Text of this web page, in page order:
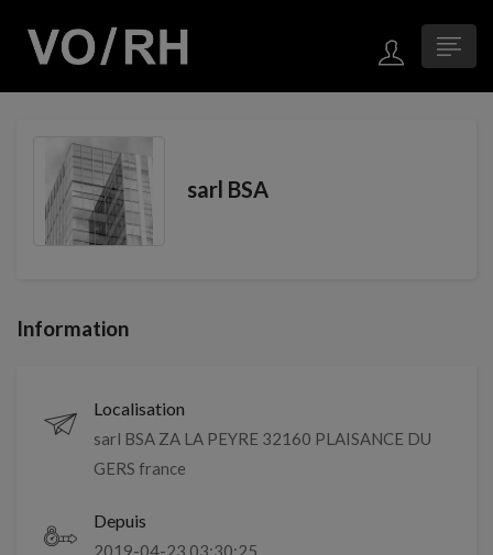
sarl BSA
Information
Localisation
sarl BSA ZA LA PEYRE 32160 PLAISANCE DU
GERS france
Depuis
2019-04-23 03:30:25